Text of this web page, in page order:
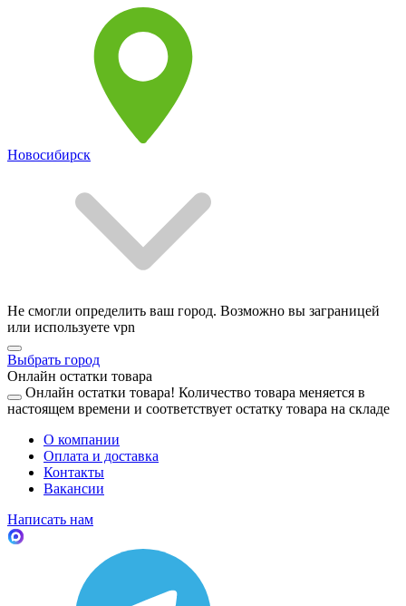
Новосибирск
Не смогли определить ваш город. Возможно вы заграницей
или используете vpn
Выбрать город
Онлайн остатки товара
Онлайн остатки товара! Количество товара меняется в
настоящем времени и соответствует остатку товара на складе
О компании
Оплата и доставка
Контакты
Вакансии
Написать нам